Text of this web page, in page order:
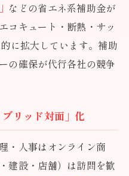
などの省エネ系補助金が
コキュート・断熱・サッ
に拡大しています。補助
の確保が代行各社の競争
リッド対面」化
・人事はオンライン商
建設・店舗）は訪問を歓